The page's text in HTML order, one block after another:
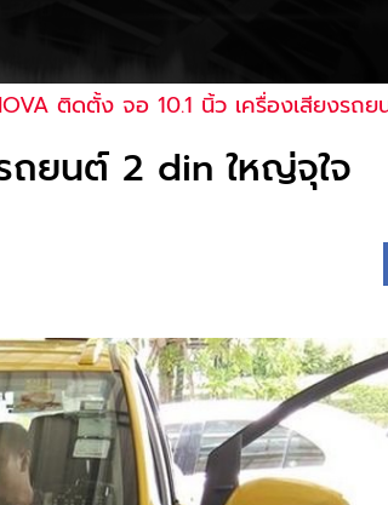
ติดตั้ง จอ 10.1 นิ้ว เครื่องเสียงรถ
ถยนต์ 2 din ใหญ่จุใจ